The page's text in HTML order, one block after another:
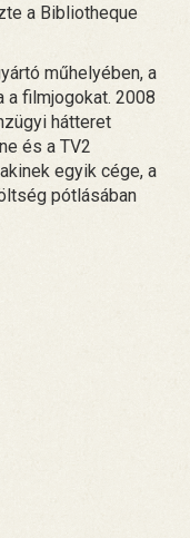
a Bibliotheque
műhelyében, a
a filmjogokat. 2008
hátteret
és a TV2
egyik cége, a
pótlásában